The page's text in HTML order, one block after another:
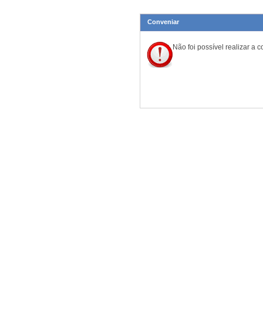
Conveniar
Não foi possível realizar a